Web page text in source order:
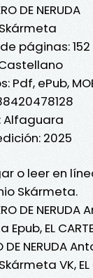
DE NERUDA
páginas: 152
Pdf, ePub,
Alfaguara
2025
o leer en línea
Skármeta.
DE
Epub, EL
DE NERUDA
VK, EL